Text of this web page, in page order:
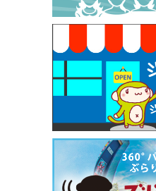
早稲田店）
[有効期限]2026年9月30日